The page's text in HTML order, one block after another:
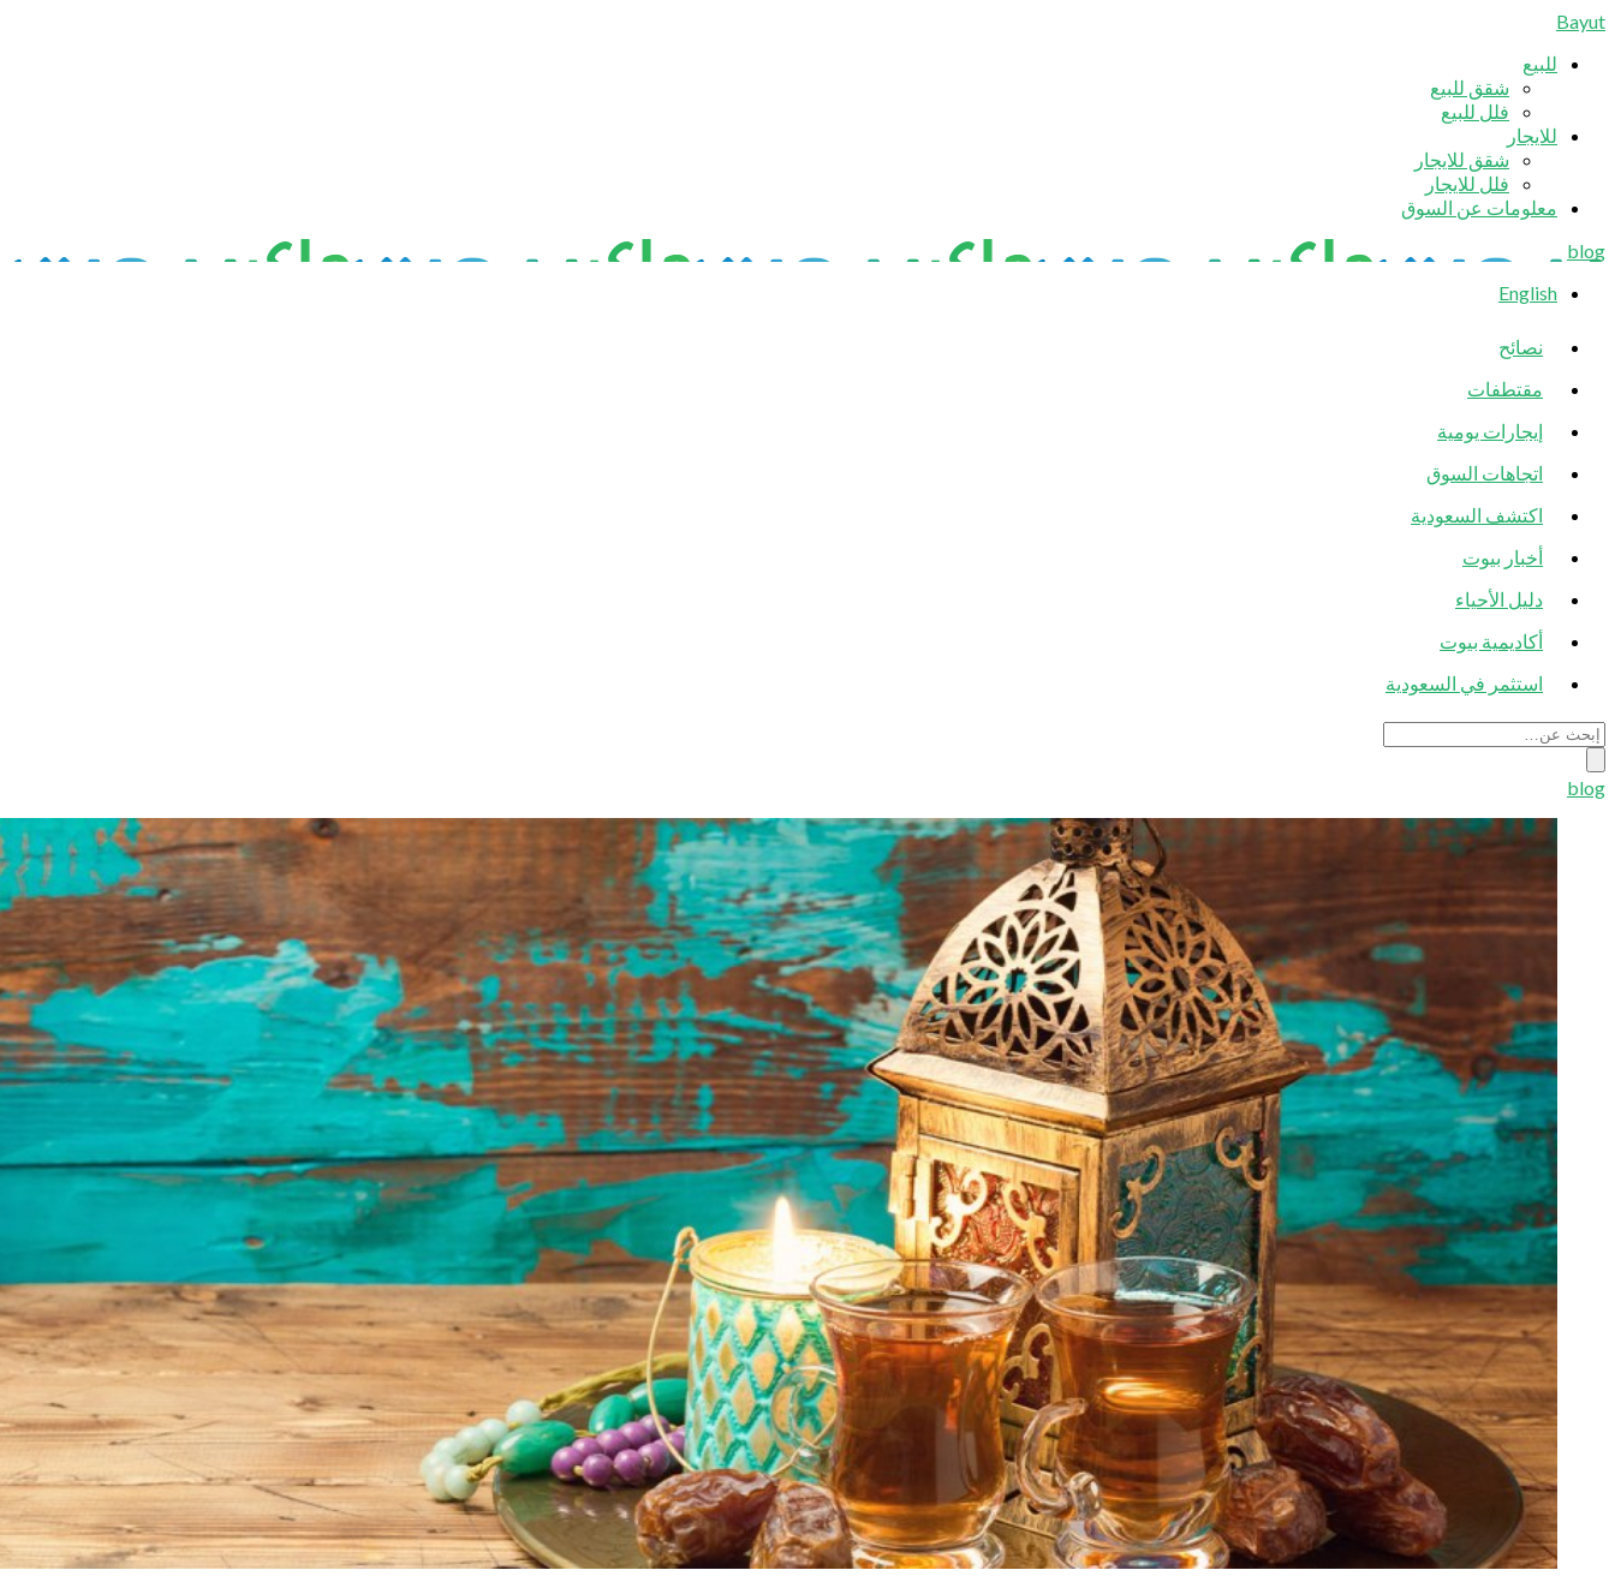
Bayut
للبيع
شقق للبيع
فلل للبيع
للايجار
شقق للايجار
فلل للايجار
معلومات عن السوق
blog
English
نصائح
مقتطفات
إيجارات يومية
اتجاهات السوق
اكتشف السعودية
أخبار بيوت
دليل الأحياء
أكاديمية بيوت
استثمر في السعودية
blog